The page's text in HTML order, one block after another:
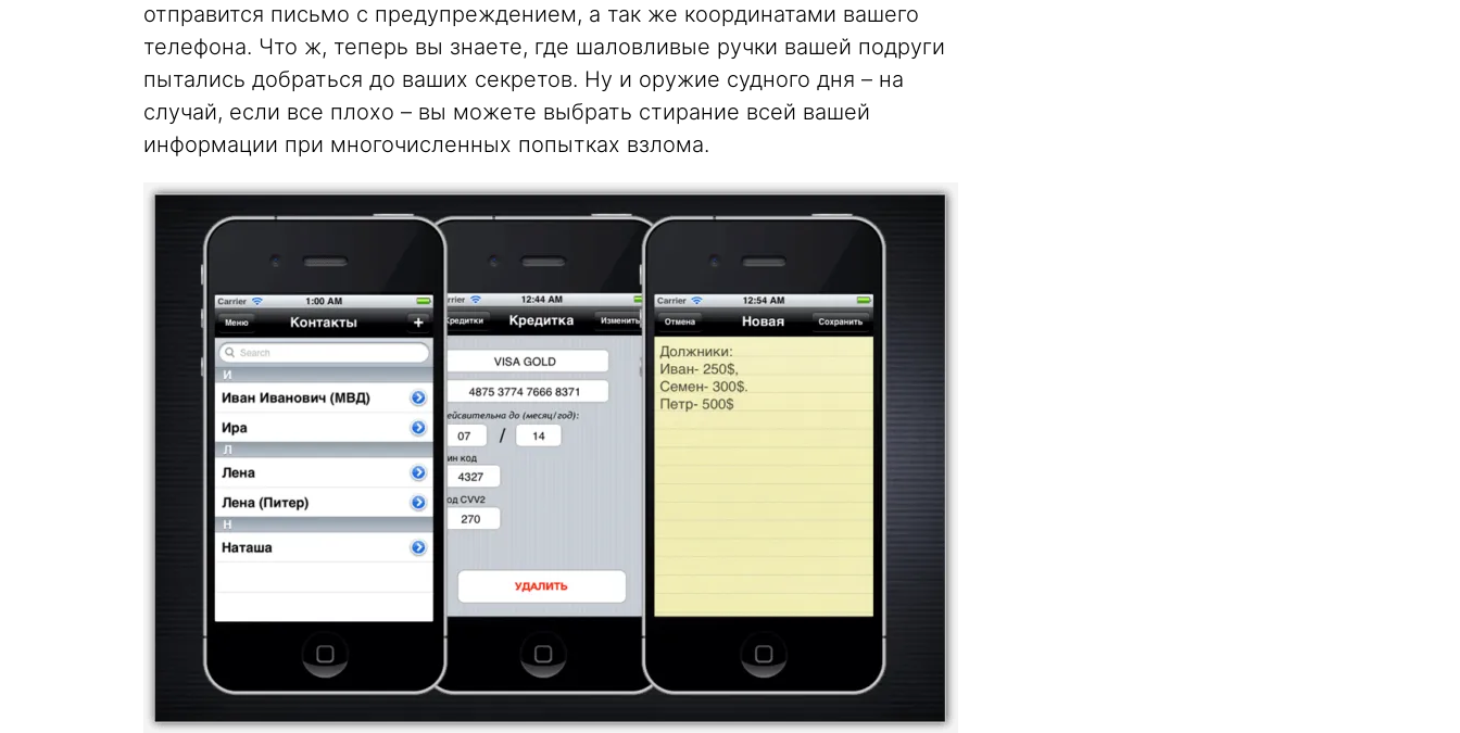
отправится письмо с предупреждением, а так же координатами вашего
телефона. Что ж, теперь вы знаете, где шаловливые ручки вашей подруги
пытались добраться до ваших секретов. Ну и оружие судного дня – на
случай, если все плохо – вы можете выбрать стирание всей вашей
информации при многочисленных попытках взлома.